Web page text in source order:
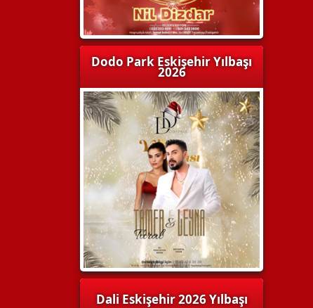
Dodo Park Eskişehir Yılbaşı
2026
Dali Eskişehir 2026 Yılbaşı